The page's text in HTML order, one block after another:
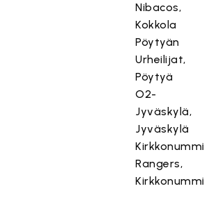
Nibacos,
Kokkola
Pöytyän
Urheilijat,
Pöytyä
O2-
Jyväskylä,
Jyväskylä
Kirkkonummi
Rangers,
Kirkkonummi